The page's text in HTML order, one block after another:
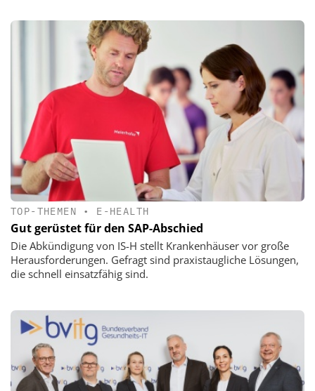
TOP-THEMEN • E-HEALTH
Gut gerüstet für den SAP-Abschied
Die Abkündigung von IS-H stellt Krankenhäuser vor große
Herausforderungen. Gefragt sind praxistaugliche Lösungen,
die schnell einsatzfähig sind.